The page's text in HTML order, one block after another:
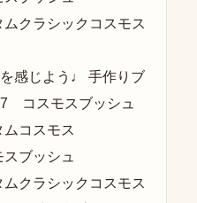
クラシックコスモス